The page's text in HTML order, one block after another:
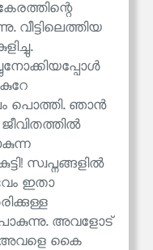
വീട്ടിലെത്തിയ
പൊത്തി. ഞാൻ
സ്വപ്നങ്ങളിൽ
ഇതാ
പോകുന്നു. അവളോട്
അവളെ കൈ